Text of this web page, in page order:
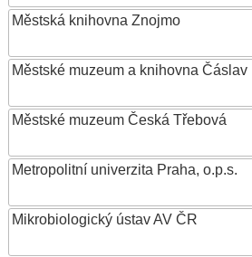
Městská knihovna Znojmo
Městské muzeum a knihovna Čáslav
Městské muzeum Česká Třebová
Metropolitní univerzita Praha, o.p.s.
Mikrobiologický ústav AV ČR